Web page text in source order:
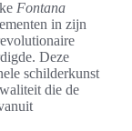
Fontana
in zijn
Deze
schilderkunst
die de